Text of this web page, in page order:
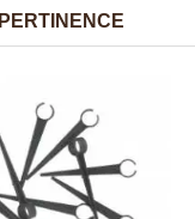
PERTINENCE